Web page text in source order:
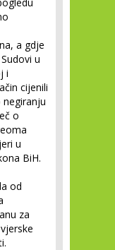
a gdje
u
i
cijenili
o
u
BiH.
od
za